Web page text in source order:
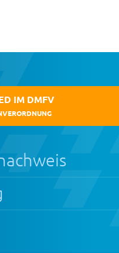
IM DMFV